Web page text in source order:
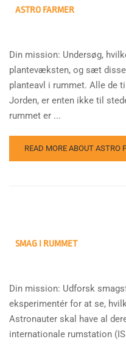
ASTRO FARMER
Din mission: Undersøg,
plantevæksten, og sæt
planteavl i rummet. Alle de
Jorden, er enten ikke til
rummet er ...
READ MORE ABOUT ASTRO
SMAG I RUMMET
Din mission: Udforsk
eksperimentér for at se,
Astronauter skal have al
internationale rumstation